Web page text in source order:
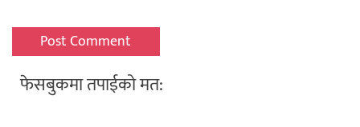
फेसबुकमा तपाईको मत: